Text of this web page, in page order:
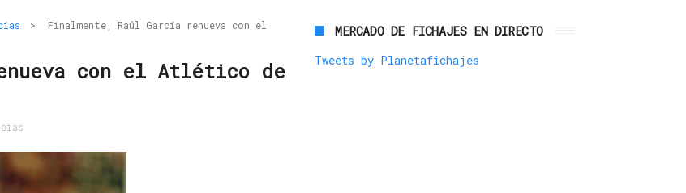
>
Finalmente, Raúl García renueva con el
con el Atlético de
MERCADO DE FICHAJES EN DIRECTO
Tweets by Planetafichajes